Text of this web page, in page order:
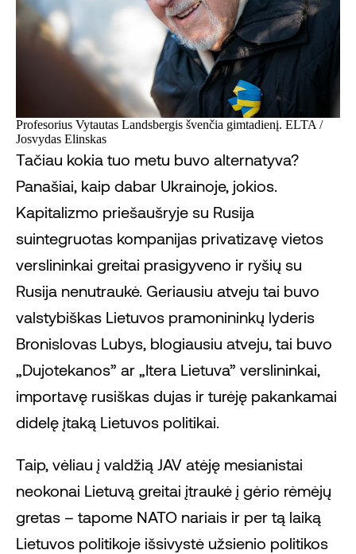
Profesorius Vytautas Landsbergis švenčia gimtadienį. ELTA /
Josvydas Elinskas
Tačiau kokia tuo metu buvo alternatyva?
Panašiai, kaip dabar Ukrainoje, jokios.
Kapitalizmo priešaušryje su Rusija
suintegruotas kompanijas privatizavę vietos
verslininkai greitai prasigyveno ir ryšių su
Rusija nenutraukė. Geriausiu atveju tai buvo
valstybiškas Lietuvos pramonininkų lyderis
Bronislovas Lubys, blogiausiu atveju, tai buvo
„Dujotekanos” ar „Itera Lietuva” verslininkai,
importavę rusiškas dujas ir turėję pakankamai
didelę įtaką Lietuvos politikai.
Taip, vėliau į valdžią JAV atėję mesianistai
neokonai Lietuvą greitai įtraukė į gėrio rėmėjų
gretas – tapome NATO nariais ir per tą laiką
Lietuvos politikoje išsivystė užsienio politikos